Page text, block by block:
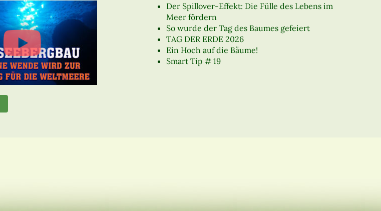
Der Spillover-Effekt: Die Fülle des Lebens im
Meer fördern
So wurde der Tag des Baumes gefeiert
TAG DER ERDE 2026
Ein Hoch auf die Bäume!
Smart Tip # 19